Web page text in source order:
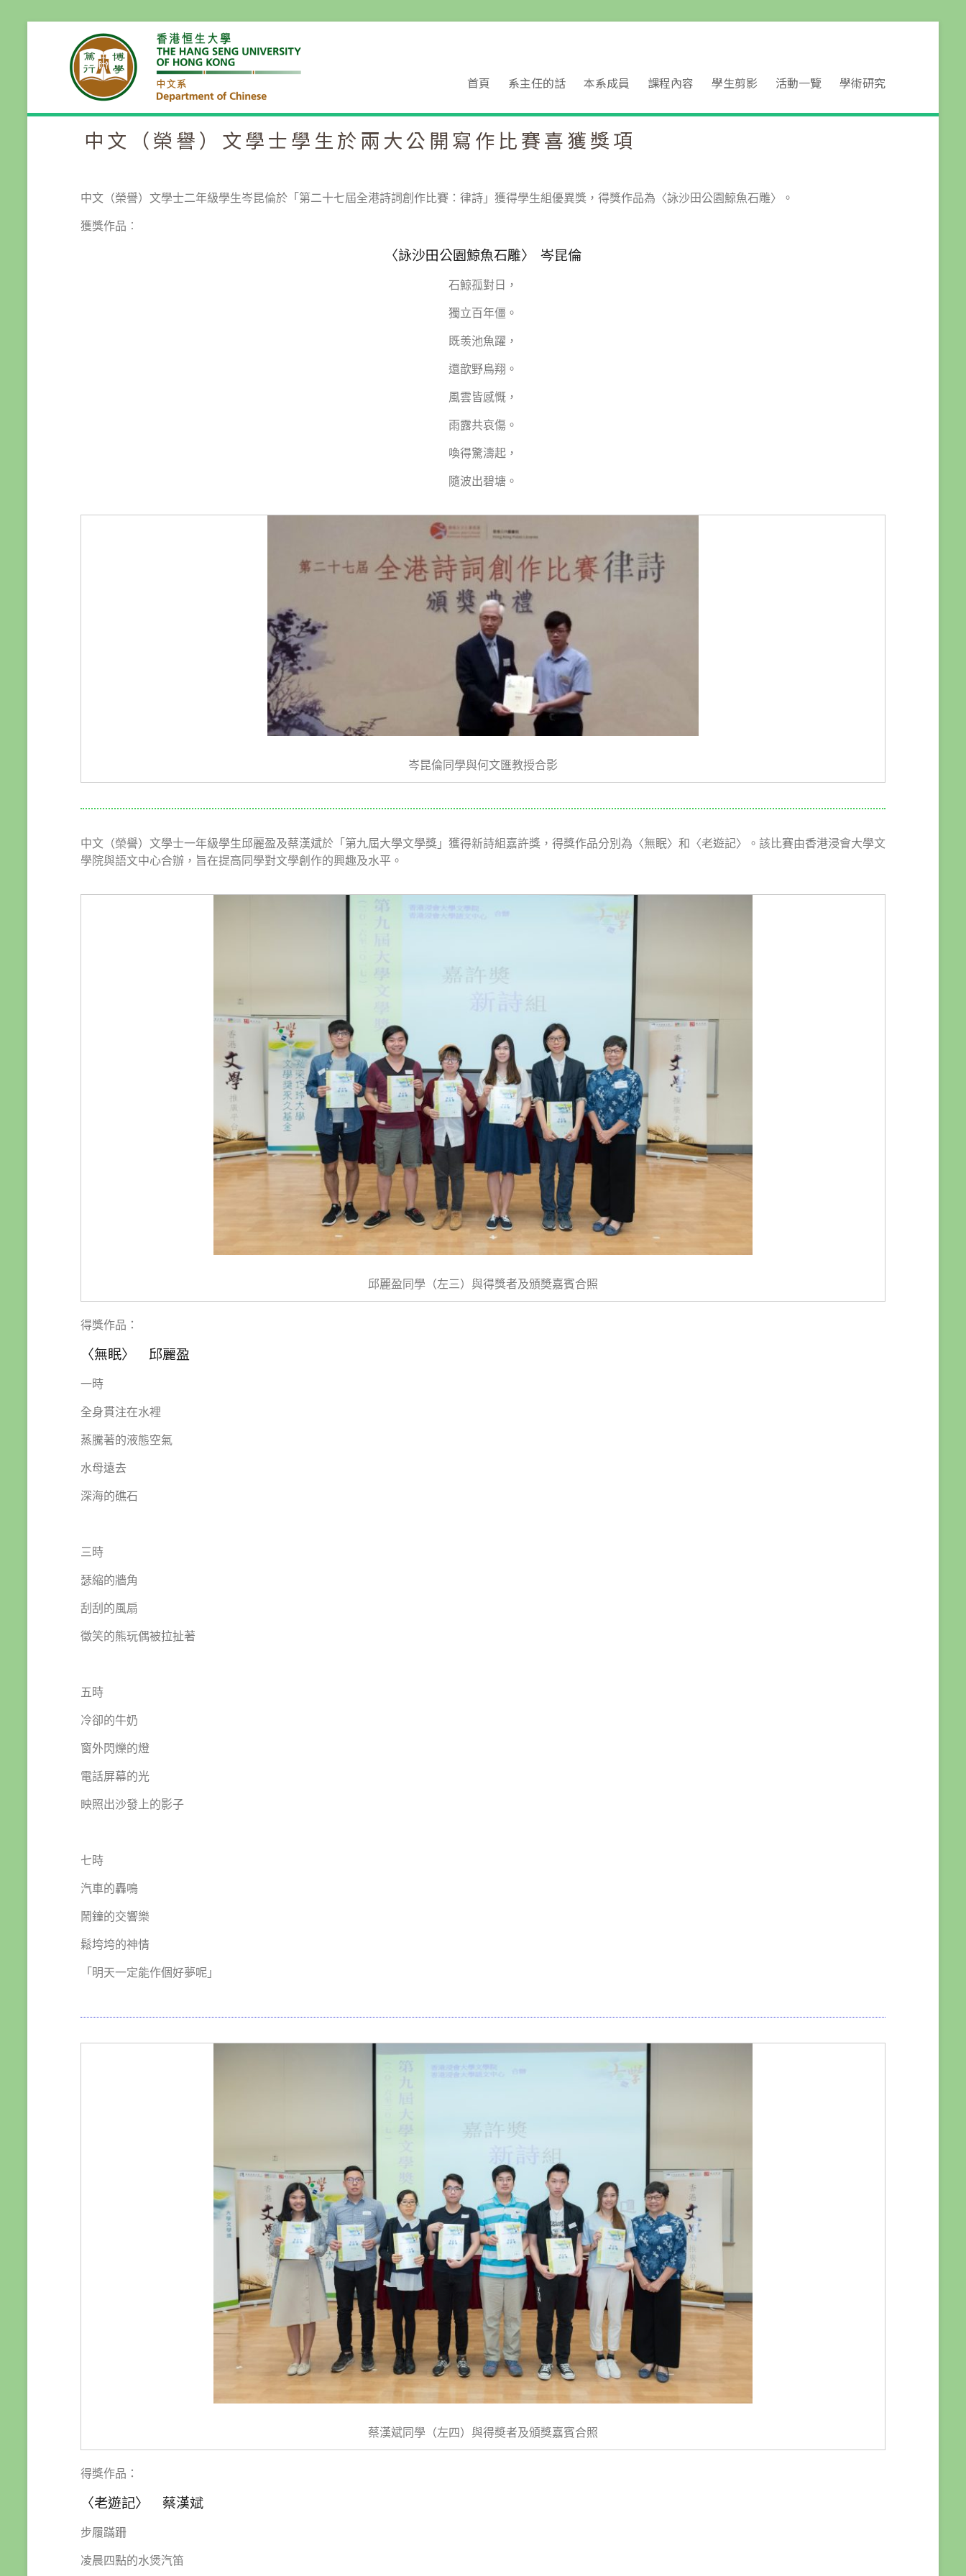
首頁 系主任的話 本系成員 課程內容 學生剪影 活動一覽 學術研究
中文（榮譽）文學士學生於兩大公開寫作比賽喜獲獎項
中文（榮譽）文學士二年級學生岑昆倫於「第二十七屆全港詩詞創作比賽：律詩」獲得學生組優異獎，得獎作品為〈詠沙田公園鯨魚石雕〉。
獲獎作品︰
〈詠沙田公園鯨魚石雕〉 岑昆倫
石鯨孤對日，
獨立百年僵。
既羡池魚躍，
還歆野鳥翔。
風雲皆感慨，
雨露共哀傷。
喚得驚濤起，
隨波出碧塘。
岑昆倫同學與何文匯教授合影
中文（榮譽）文學士一年級學生邱麗盈及蔡漢斌於「第九屆大學文學獎」獲得新詩組嘉許獎，得獎作品分別為〈無眠〉和〈老遊記〉。該比賽由香港浸會大學文
學院與語文中心合辦，旨在提高同學對文學創作的興趣及水平。
邱麗盈同學（左三）與得獎者及頒奬嘉賓合照
得獎作品：
〈無眠〉 邱麗盈
一時
全身貫注在水裡
蒸騰著的液態空氣
水母遠去
深海的礁石
三時
瑟縮的牆角
刮刮的風扇
徵笑的熊玩偶被拉扯著
五時
冷卻的牛奶
窗外閃爍的燈
電話屏幕的光
映照出沙發上的影子
七時
汽車的轟鳴
鬧鐘的交響樂
鬆垮垮的神情
「明天一定能作個好夢呢」
蔡漢斌同學（左四）與得奬者及頒獎嘉賓合照
得獎作品：
〈老遊記〉 蔡漢斌
步履蹣跚
凌晨四點的水煲汽笛